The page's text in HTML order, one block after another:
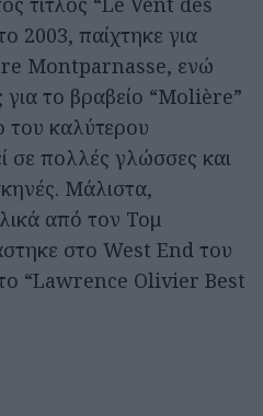
2003, παίχτηκε για
Montparnasse, ενώ
το βραβείο “Molière”
του καλύτερου
σε πολλές γλώσσες και
Μάλιστα,
από τον Τομ
στο West End του
το “Lawrence Olivier Best